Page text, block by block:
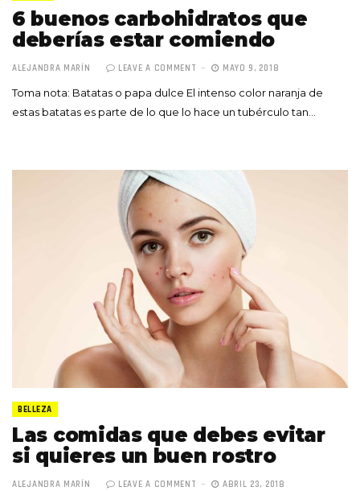
6 buenos carbohidratos que
deberías estar comiendo
ALEJANDRA MARÍN LEAVE A COMMENT MAYO 9, 2018
Toma nota: Batatas o papa dulce El intenso color naranja de
estas batatas es parte de lo que lo hace un tubérculo tan…
BELLEZA
Las comidas que debes evitar
si quieres un buen rostro
ALEJANDRA MARÍN LEAVE A COMMENT ABRIL 23, 2018